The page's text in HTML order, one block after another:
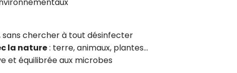
sans chercher à tout désinfecter
la nature: terre, animaux, plantes…
et équilibrée aux microbes